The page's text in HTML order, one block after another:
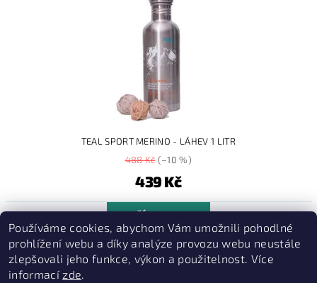
TEAL SPORT MERINO - LÁHEV 1 LITR
488 Kč(–10 %)
439 Kč
DALŠÍ PRODUKTY
1 2
Používáme cookies, abychom Vám umožnili pohodlné
prohlížení webu a díky analýze provozu webu neustále
zlepšovali jeho funkce, výkon a použitelnost. Více
informacízde.